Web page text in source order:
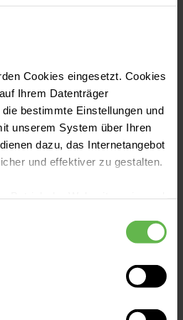
Cookies eingesetzt. Cookies
Ihrem Datenträger
bestimmte Einstellungen und
unserem System über Ihren
dazu, das Internetangebot
und effektiver zu gestalten.
Seite mit nur den notwendigen
individuelle Auswahl
Cookies akzeptieren“ in die
in der Klinik für
Popescu ist neuer
Klinikum Salzgitter